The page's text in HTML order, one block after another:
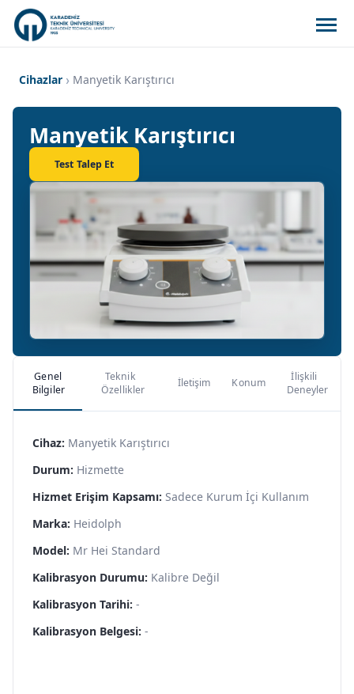
Cihazlar Manyetik Karıştırıcı
Manyetik Karıştırıcı
Test Talep Et
Genel
Bilgiler
Teknik
Özellikler
İletişim Konum
İlişkili
Deneyler
Cihaz: Manyetik Karıştırıcı
Durum: Hizmette
Hizmet Erişim Kapsamı: Sadece Kurum İçi Kullanım
Marka: Heidolph
Model: Mr Hei Standard
Kalibrasyon Durumu: Kalibre Değil
Kalibrasyon Tarihi: -
Kalibrasyon Belgesi: -